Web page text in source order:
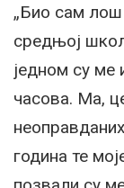
„Био сам
средњој
једном су ме
часова. Ма,
година те